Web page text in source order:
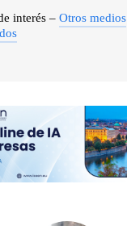
interés – Otros medios